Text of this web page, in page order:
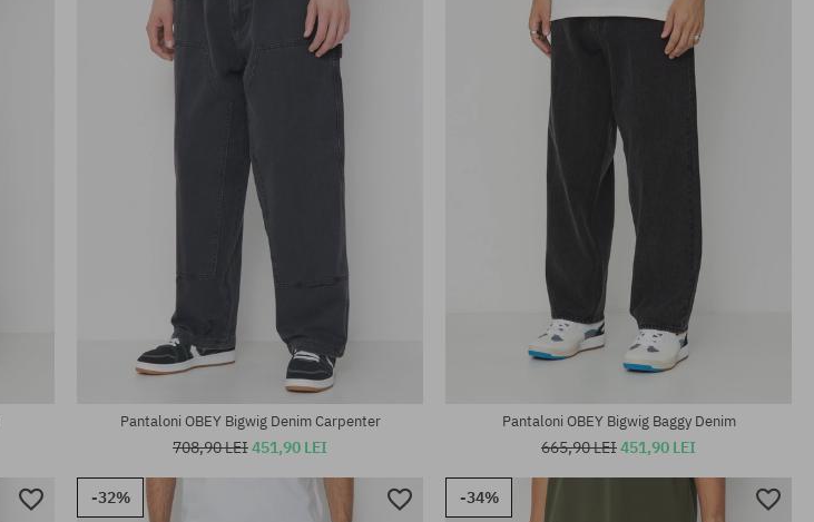
Mărimi existente:
Pantaloni OBEY Bigwig Denim Carpenter
708,90 LEI451,90 LEI
Pantaloni OBEY Bigwig Baggy Denim
665,90 LEI451,90 LEI
-32% -34%